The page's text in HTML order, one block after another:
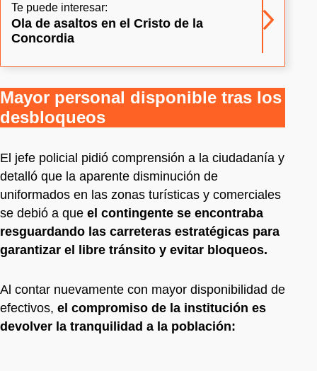
Te puede interesar:
Ola de asaltos en el Cristo de la
Concordia
Mayor personal disponible tras los
desbloqueos
El jefe policial pidió comprensión a la ciudadanía y
detalló que la aparente disminución de
uniformados en las zonas turísticas y comerciales
se debió a que el contingente se encontraba
resguardando las carreteras estratégicas para
garantizar el libre tránsito y evitar bloqueos.
Al contar nuevamente con mayor disponibilidad de
efectivos, el compromiso de la institución es
devolver la tranquilidad a la población: